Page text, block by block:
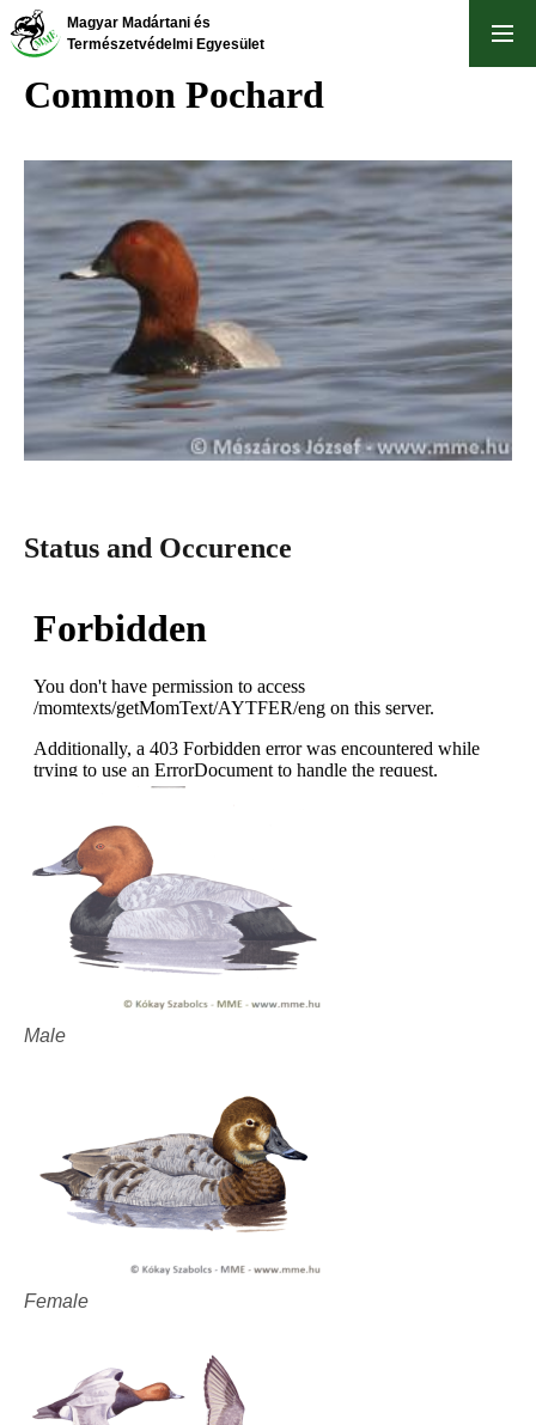
Skip
to
content
Magyar Madártani és
Természetvédelmi Egyesület
Common Pochard
Status and Occurence
Male
Female